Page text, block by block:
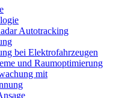
Autotracking​
bei Elektrofahrzeugen
und Raumoptimierung
mit